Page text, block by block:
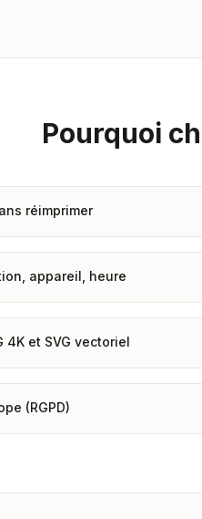
Pourquoi
réimprimer
appareil, heure
4K et SVG vectoriel
(RGPD)